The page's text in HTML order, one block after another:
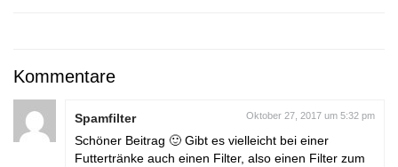
Kommentare
Spamfilter Oktober 27, 2017 um 5:32 pm
Schöner Beitrag 🙂 Gibt es vielleicht bei einer
Futtertränke auch einen Filter, also einen Filter zum